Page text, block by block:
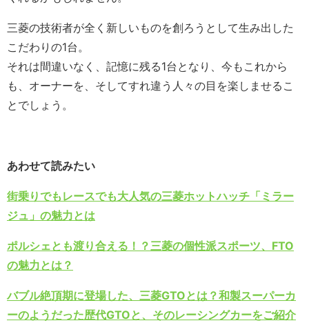
三菱の技術者が全く新しいものを創ろうとして生み出した
こだわりの1台。
それは間違いなく、記憶に残る1台となり、今もこれから
も、オーナーを、そしてすれ違う人々の目を楽しませるこ
とでしょう。
あわせて読みたい
街乗りでもレースでも大人気の三菱ホットハッチ「ミラー
ジュ」の魅力とは
ポルシェとも渡り合える！？三菱の個性派スポーツ、FTO
の魅力とは？
バブル絶頂期に登場した、三菱GTOとは？和製スーパーカ
ーのようだった歴代GTOと、そのレーシングカーをご紹介